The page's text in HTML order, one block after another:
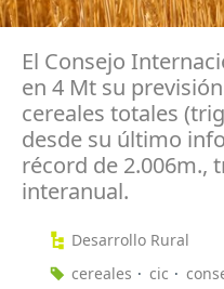
El Consejo
en 4 Mt su
cereales totales
desde su último
récord de 2.006m.,
interanual.
Desarrollo Rural
cereales
cic